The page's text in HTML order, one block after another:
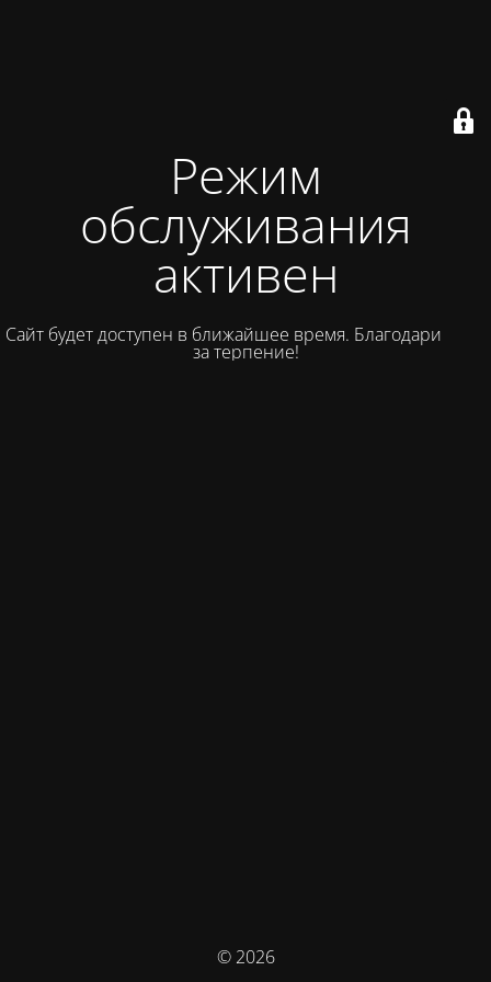
Режим
обслуживания
активен
Сайт будет доступен в ближайшее время. Благодарим вас
за терпение!
© 2026